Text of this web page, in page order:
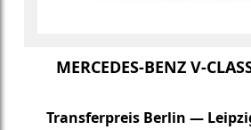
MERCEDES-BENZ V-
Transferpreis Berlin —